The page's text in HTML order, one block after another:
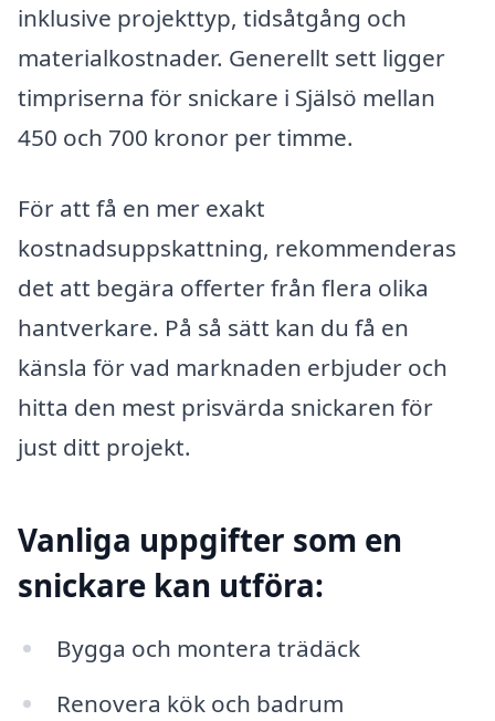
inklusive projekttyp, tidsåtgång och
materialkostnader. Generellt sett ligger
timpriserna för snickare i Själsö mellan
450 och 700 kronor per timme.
För att få en mer exakt
kostnadsuppskattning, rekommenderas
det att begära offerter från flera olika
hantverkare. På så sätt kan du få en
känsla för vad marknaden erbjuder och
hitta den mest prisvärda snickaren för
just ditt projekt.
Vanliga uppgifter som en
snickare kan utföra:
Bygga och montera trädäck
Renovera kök och badrum